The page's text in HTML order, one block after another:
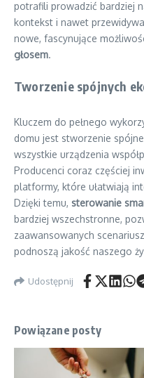
potrafili prowadzić bardziej
kontekst i nawet
nowe, fascynujące
głosem.
Tworzenie spójnych
Kluczem do pełnego
domu jest stworzenie
wszystkie urządzenia
Producenci coraz częściej
platformy, które ułatwiają
Dzięki temu, sterowanie
bardziej wszechstronne,
zaawansowanych
podnoszą jakość naszego
Udostępnij
Powiązane posty